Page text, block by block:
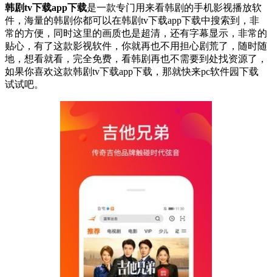
韩剧tv下载app下载是一款专门用来看韩剧的手机影视播放软
件，海量的韩剧你都可以在韩剧tv下载app下载中搜索到，非
常的方便，同时这里的画质也是超清，还有字幕显示，非常的
贴心，有了这款影视软件，你就再也不用担心剧荒了，随时随
地，想看就看，完全免费，看韩剧再也不需要到处找资源了，
如果你喜欢这款韩剧tv下载app下载，那就快来pc软件园下载
试试吧。